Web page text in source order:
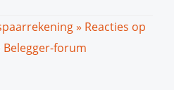
» Reacties op
forum